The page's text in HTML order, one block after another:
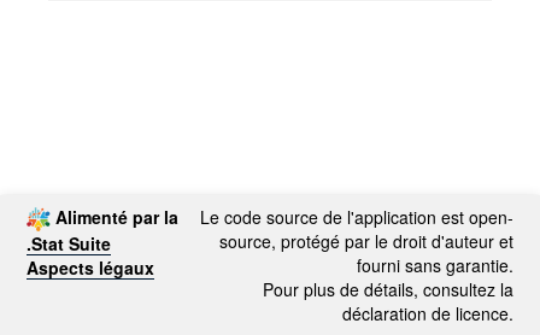
Alimenté par la
.Stat Suite
Aspects légaux
Le code source de l'application est open-
source, protégé par le droit d'auteur et
fourni sans garantie.
Pour plus de détails, consultez la
déclaration de licence.